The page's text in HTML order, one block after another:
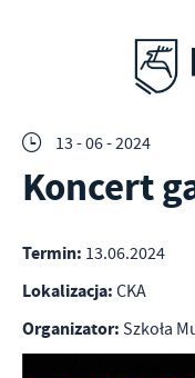
13 - 06 - 2024
Koncert
Termin: 13.06.2024
Lokalizacja: CKA
Organizator: Szkoła